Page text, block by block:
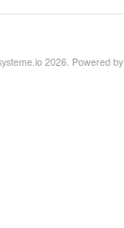
2026. Powered by